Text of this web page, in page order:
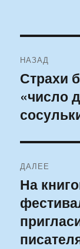
по
записям
НАЗАД
Предыдущая
запись:
Страхи
«число
ДАЛЕЕ
Следующая
запись:
На